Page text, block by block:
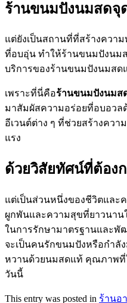
ร้านขนมปังนมสดจุ
แต่ยังเป็นสถานที่ที่สร้างควา
ที่อบอุ่น ทำให้ร้านขนมปังนม
บริการของร้านขนมปังนมสด
เพราะที่นี่คือร้านขนมปังนมส
มาสัมผัสความอร่อยที่อบอวล
อีเวนต์ต่าง ๆ ที่ช่วยสร้างคว
แรง
ด้วยวิสัยทัศน์ที่ต้อง
แต่เป็นส่วนหนึ่งของชีวิตและ
ผูกพันและความสุขที่ยาวนาน
ในการรักษามาตรฐานและพั
จะเป็นคนรักขนมปังหรือกำ
หวานด้วยนมสดแท้ คุณภาพที่
วันนี้
This entry was posted in ร้านอ